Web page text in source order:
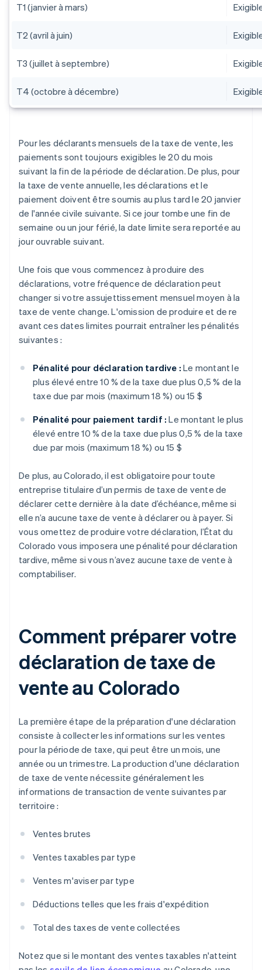
T1 (janvier à mars)
T2 (avril à juin)
T3 (juillet à septembre)
T4 (octobre à décembre)
Pour les déclarants mensuels de la taxe de vente, les
paiements sont toujours exigibles le 20 du mois
suivant la fin de la période de déclaration. De plus, pour
la taxe de vente annuelle, les déclarations et le
paiement doivent être soumis au plus tard le 20 janvier
de l'année civile suivante. Si ce jour tombe une fin de
semaine ou un jour férié, la date limite sera reportée au
jour ouvrable suivant.
Une fois que vous commencez à produire des
déclarations, votre fréquence de déclaration peut
changer si votre assujettissement mensuel moyen à la
taxe de vente change. L'omission de produire et de re
avant ces dates limites pourrait entraîner les pénalités
suivantes :
Pénalité pour déclaration tardive : Le montant le
plus élevé entre 10 % de la taxe due plus 0,5 % de la
taxe due par mois (maximum 18 %) ou 15 $
Pénalité pour paiement tardif : Le montant le plus
élevé entre 10 % de la taxe due plus 0,5 % de la taxe
due par mois (maximum 18 %) ou 15 $
De plus, au Colorado, il est obligatoire pour toute
entreprise titulaire d’un permis de taxe de vente de
déclarer cette dernière à la date d’échéance, même si
elle n’a aucune taxe de vente à déclarer ou à payer. Si
vous omettez de produire votre déclaration, l’État du
Colorado vous imposera une pénalité pour déclaration
tardive, même si vous n’avez aucune taxe de vente à
comptabiliser.
Comment préparer votre
déclaration de taxe de
vente au Colorado
La première étape de la préparation d'une déclaration
consiste à collecter les informations sur les ventes
pour la période de taxe, qui peut être un mois, une
année ou un trimestre. La production d'une déclaration
de taxe de vente nécessite généralement les
informations de transaction de vente suivantes par
territoire :
Ventes brutes
Ventes taxables par type
Ventes m'aviser par type
Déductions telles que les frais d'expédition
Total des taxes de vente collectées
Notez que si le montant des ventes taxables n'atteint